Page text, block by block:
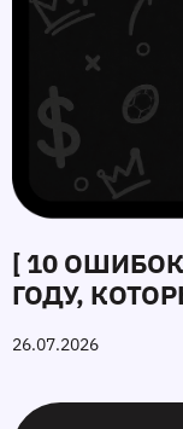
[ 10 ОШИБОК
ГОДУ,
26.07.2026